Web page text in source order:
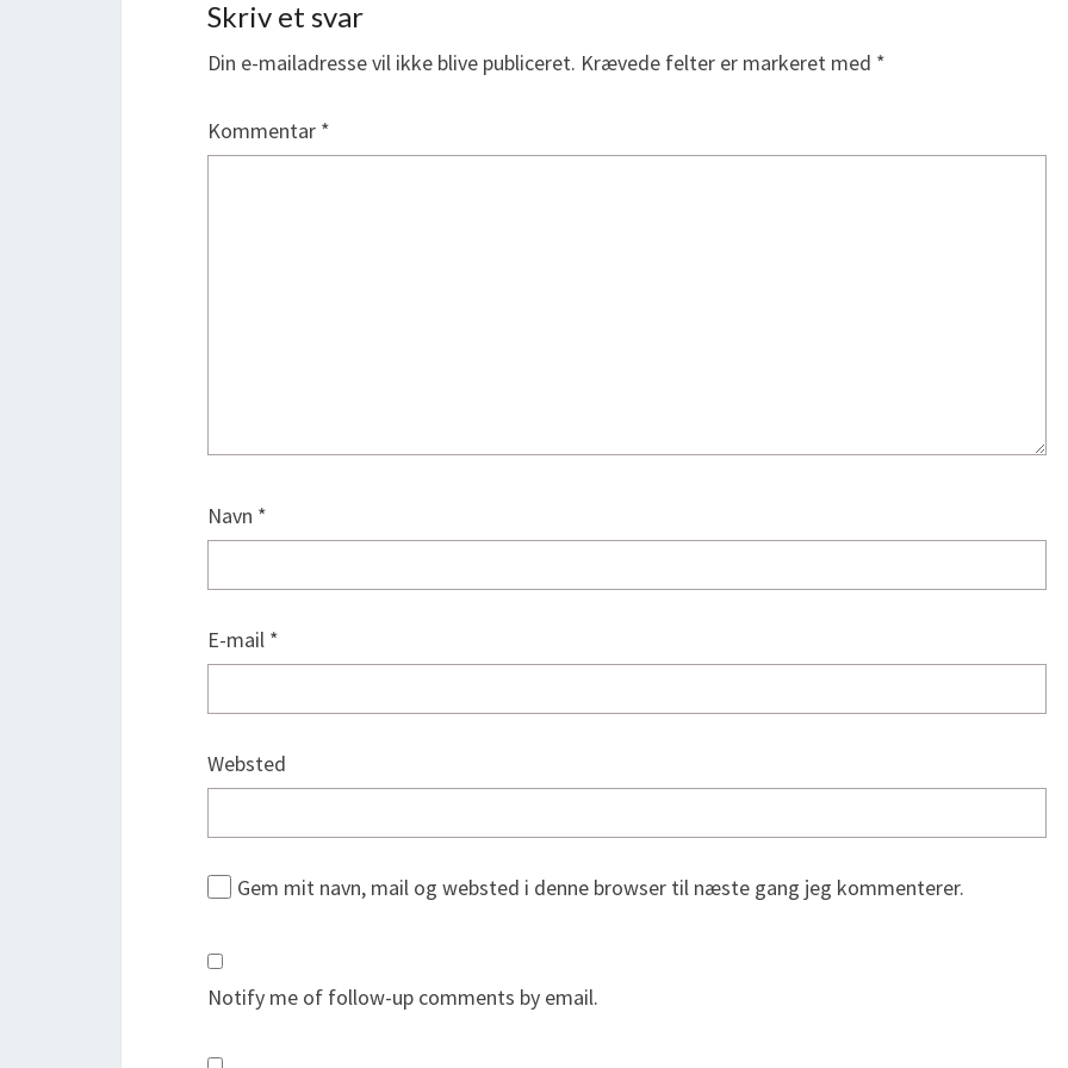
Skriv et svar
Din e-mailadresse vil ikke blive publiceret. Krævede felter er markeret med *
Kommentar *
Navn *
E-mail *
Websted
Gem mit navn, mail og websted i denne browser til næste gang jeg kommenterer.
Notify me of follow-up comments by email.